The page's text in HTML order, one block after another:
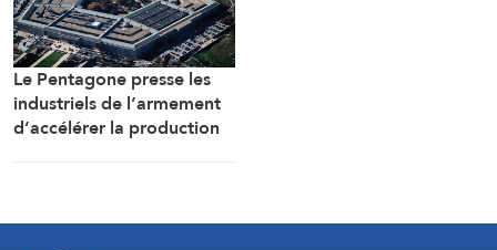
Le Pentagone presse les
industriels de l’armement
d’accélérer la production